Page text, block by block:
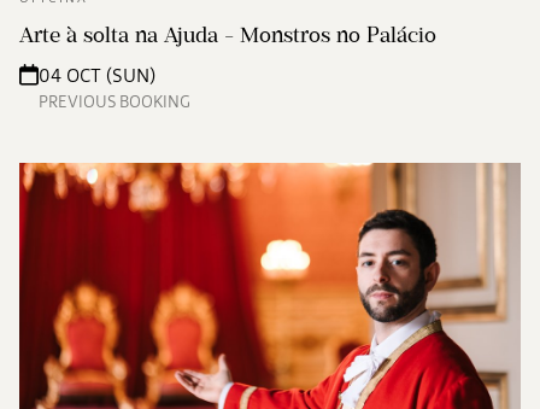
Arte à solta na Ajuda - Monstros no Palácio
04 OCT (SUN)
PREVIOUS BOOKING